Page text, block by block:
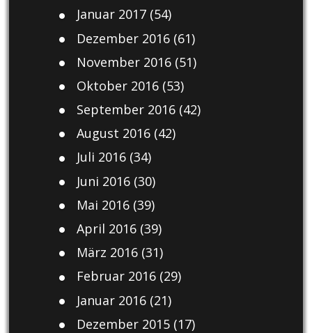
Januar 2017(54)
Dezember 2016(61)
November 2016(51)
Oktober 2016(53)
September 2016(42)
August 2016(42)
Juli 2016(34)
Juni 2016(30)
Mai 2016(39)
April 2016(39)
März 2016(31)
Februar 2016(29)
Januar 2016(21)
Dezember 2015(17)